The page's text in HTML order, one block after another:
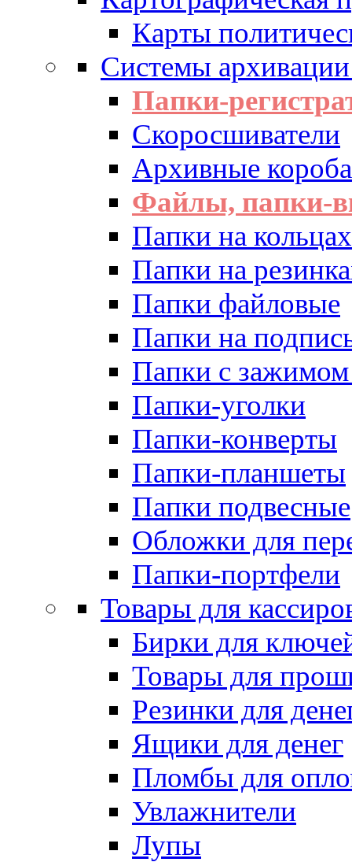
Карты
Системы
Папки-
Скоросшиватели
Архивные
Файлы, папки-
Папки на кольцах
Папки на
Папки файловые
Папки на
Папки с
Папки-уголки
Папки-конверты
Папки-планшеты
Папки подвесные
Обложки для
Папки-портфели
Товары для
Бирки для
Товары для
Резинки для
Ящики для денег
Пломбы для
Увлажнители
Лупы